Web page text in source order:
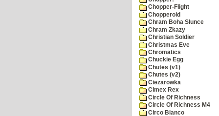
Chopper-Flight
Chopperoid
Chram Boha Slunce
Chram Zkazy
Christian Soldier
Christmas Eve
Chromatics
Chuckie Egg
Chutes (v1)
Chutes (v2)
Ciezarowka
Cimex Rex
Circle Of Richness
Circle Of Richness M4
Circo Bianco